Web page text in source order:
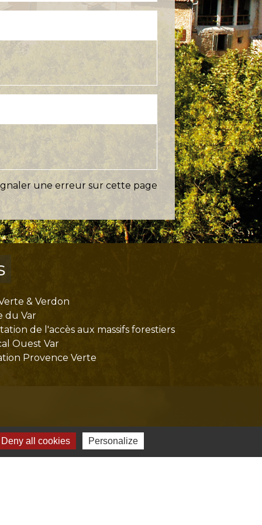
une erreur sur cette page
& Verdon
du Var
de l'accès aux massifs forestiers
Ouest Var
Provence Verte
all cookies Personalize